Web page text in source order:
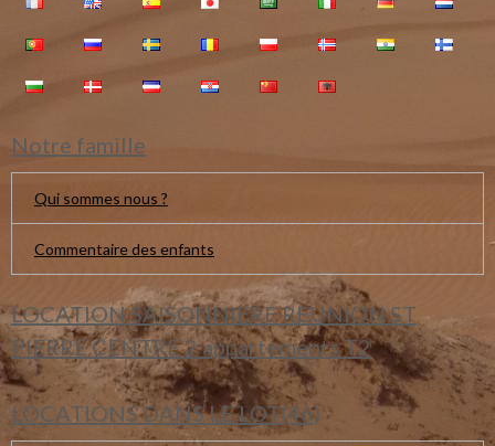
Notre famille
Qui sommes nous ?
Commentaire des enfants
LOCATION SAISONNIERE REUNION ST
PIERRE CENTRE 2 appartements T2
LOCATIONS DANS LE LOT(46)